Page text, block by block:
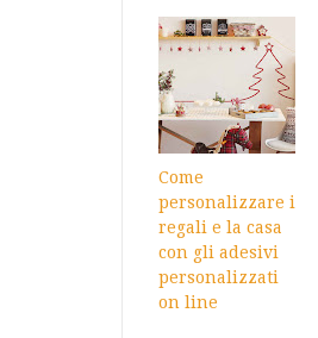
Come
personalizzare i
regali e la casa
con gli adesivi
personalizzati
on line